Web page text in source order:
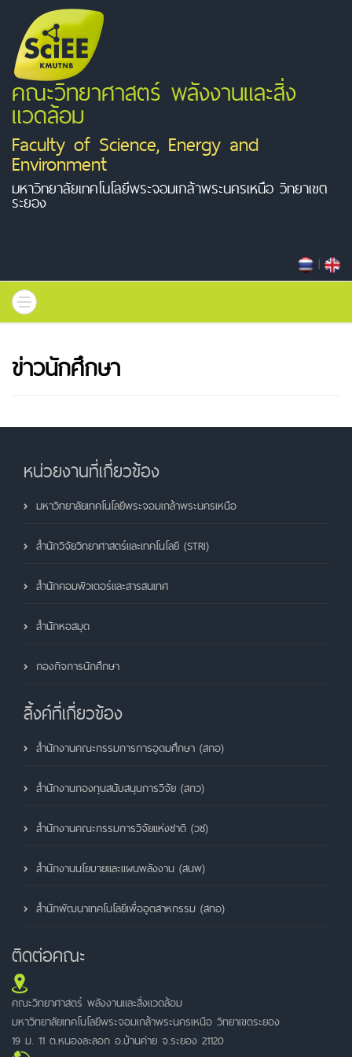
คณะวิทยาศาสตร์ พลังงานและสิ่ง
แวดล้อม
Faculty of Science, Energy and
Environment
มหาวิทยาลัยเทคโนโลยีพระจอมเกล้าพระนครเหนือ วิทยาเขต
ระยอง
|
ข่าวนักศึกษา
หน่วยงานที่เกี่ยวข้อง
มหาวิทยาลัยเทคโนโลยีพระจอมเกล้าพระนครเหนือ
สำนักวิจัยวิทยาศาสตร์และเทคโนโลยี (STRI)
สำนักคอมพิวเตอร์และสารสนเทศ
สำนักหอสมุด
กองกิจการนักศึกษา
ลิ้งค์ที่เกี่ยวข้อง
สำนักงานคณะกรรมการการอุดมศึกษา (สกอ)
สำนักงานกองทุนสนับสนุนการวิจัย (สกว)
สำนักงานคณะกรรมการวิจัยแห่งชาติ (วช)
สำนักงานนโยบายและแผนพลังงาน (สนพ)
สำนักพัฒนาเทคโนโลยีเพื่ออุตสาหกรรม (สทอ)
ติดต่อคณะ
คณะวิทยาศาสตร์ พลังงานและสิ่งแวดล้อม
มหาวิทยาลัยเทคโนโลยีพระจอมเกล้าพระนครเหนือ วิทยาเขตระยอง
19 ม. 11 ต.หนองละลอก อ.บ้านค่าย จ.ระยอง 21120